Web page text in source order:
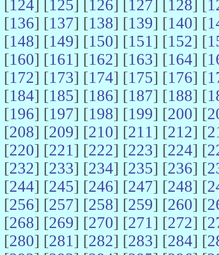
[124] [125] [126] [127] [128] [
[136] [137] [138] [139] [140] [
[148] [149] [150] [151] [152] [
[160] [161] [162] [163] [164] [
[172] [173] [174] [175] [176] [
[184] [185] [186] [187] [188] [
[196] [197] [198] [199] [200] [
[208] [209] [210] [211] [212] [
[220] [221] [222] [223] [224] [
[232] [233] [234] [235] [236] [
[244] [245] [246] [247] [248] [
[256] [257] [258] [259] [260] [
[268] [269] [270] [271] [272] [
[280] [281] [282] [283] [284] [